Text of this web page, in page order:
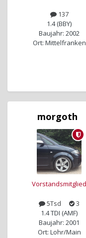
137
1.4 (BBY)
Baujahr: 2002
Ort: Mittelfranken
morgoth
Vorstandsmitglied
5Tsd
3
1.4 TDI (AMF)
Baujahr: 2001
Ort: Lohr/Main